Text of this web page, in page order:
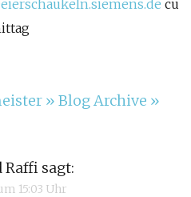
cu
» Blog Archive »
Raffi sagt:
15:03 Uhr